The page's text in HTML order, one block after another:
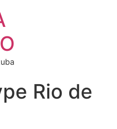
Rio de